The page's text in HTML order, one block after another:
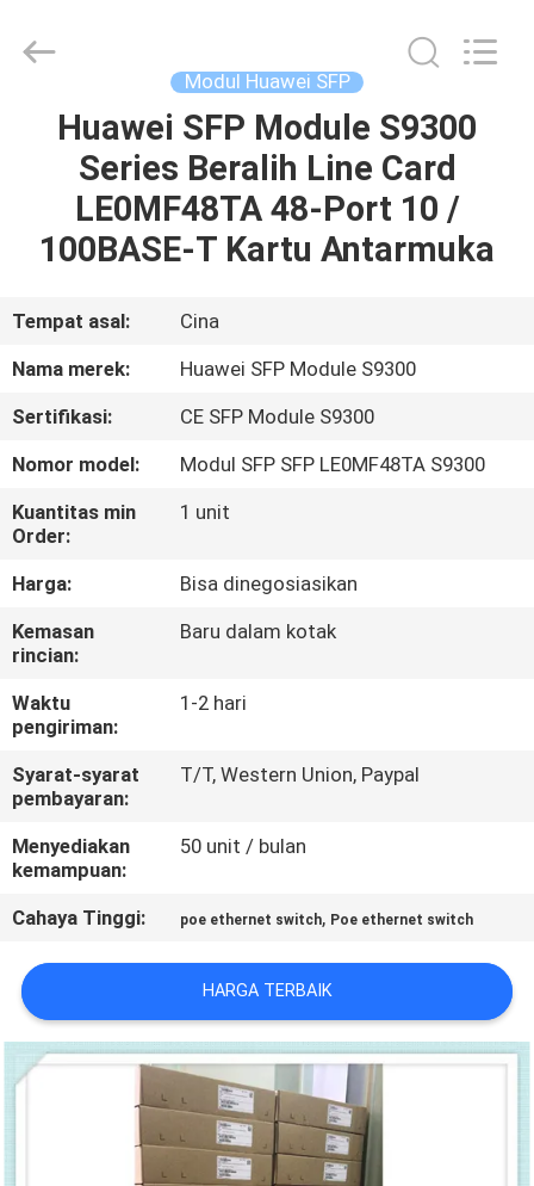
RUMAH
PRODUK
TENTANG
TUR
PABRIK
KONTROL
KUALITAS
HUBUNGI
KAMI
BERITA
KASUS
SITEMAP
KEBIJAKAN
Ltd..
Modul Huawei SFP
Huawei SFP Module S9300
Series Beralih Line Card
LE0MF48TA 48-Port 10 /
100BASE-T Kartu Antarmuka
Tempat asal:
Cina
Nama merek:
Huawei SFP Module S9300
Sertifikasi:
CE SFP Module S9300
Nomor model:
Modul SFP SFP LE0MF48TA S9300
Kuantitas min
Order:
1 unit
Harga:
Bisa dinegosiasikan
Kemasan
rincian:
Baru dalam kotak
Waktu
pengiriman:
1-2 hari
Syarat-syarat
pembayaran:
T/T, Western Union, Paypal
Menyediakan
kemampuan:
50 unit / bulan
Cahaya Tinggi: poe ethernet switch, Poe ethernet switch
HARGA TERBAIK